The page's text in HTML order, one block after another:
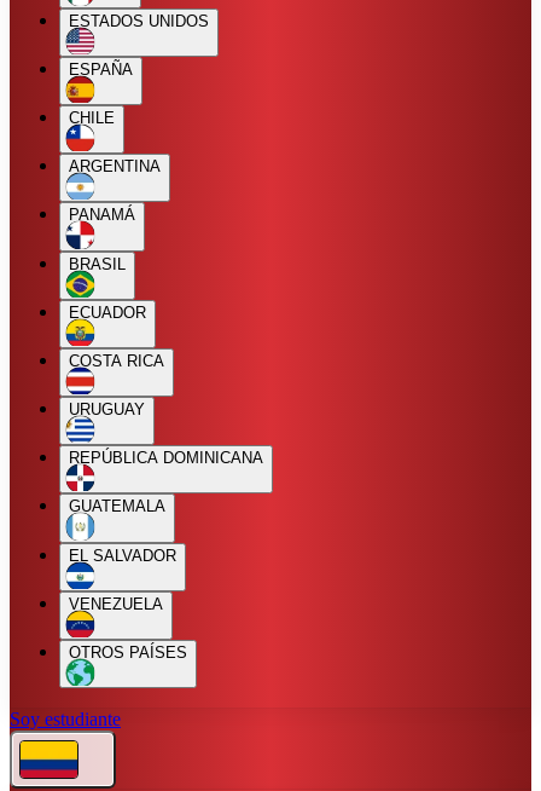
ESTADOS UNIDOS
ESPAÑA
CHILE
ARGENTINA
PANAMÁ
BRASIL
ECUADOR
COSTA RICA
URUGUAY
REPÚBLICA DOMINICANA
GUATEMALA
EL SALVADOR
VENEZUELA
OTROS PAÍSES
Soy estudiante